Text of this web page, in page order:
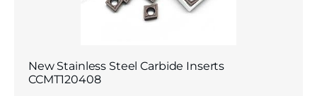
New Stainless Steel Carbide Inserts
CCMT120408